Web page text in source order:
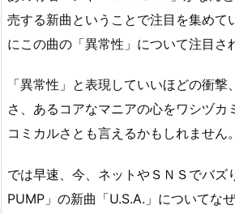
売する新曲ということで注目を集めて
にこの曲の「異常性」について注目さ
「異常性」と表現していいほどの衝
さ、あるコアなマニアの心をワシヅカ
コミカルさとも言えるかもしれません。
では早速、今、ネットやＳＮＳでバズ
PUMP」の新曲「U.S.A.」についてな